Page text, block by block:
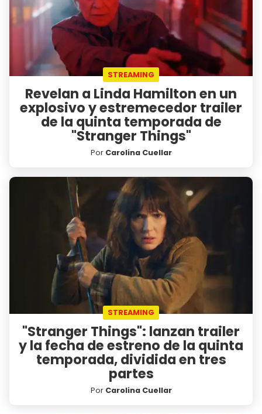
STREAMING
Revelan a Linda Hamilton en un
explosivo y estremecedor trailer
de la quinta temporada de
"Stranger Things"
Por Carolina Cuellar
STREAMING
"Stranger Things": lanzan trailer
y la fecha de estreno de la quinta
temporada, dividida en tres
partes
Por Carolina Cuellar